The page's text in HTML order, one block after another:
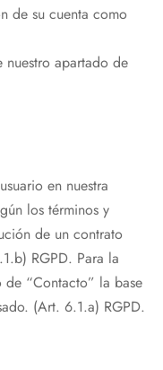
de su cuenta como
apartado de
en nuestra
los términos y
de un contrato
RGPD. Para la
“Contacto” la base
(Art. 6.1.a) RGPD.